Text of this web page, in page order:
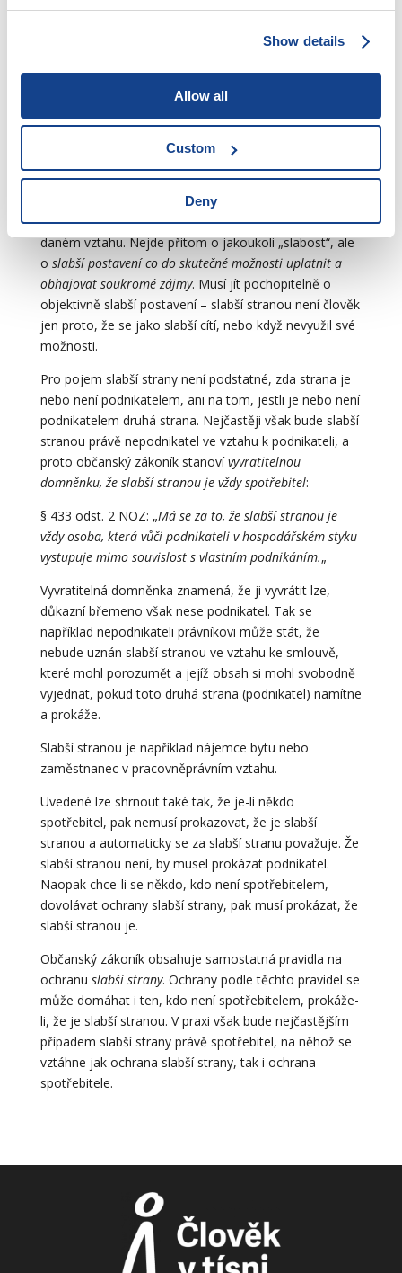
Show details
Allow all
Custom
Deny
je zpravidla hospodářsky a informačně slabší stranou
odborník – profesionál. Vedle pojmu spotřebitele
ovšem nový občanský zákoník přichází s novým
konceptem „slabší strany“, který není vymezen
Slabší strana
Pojem slabší strany občanský zákoník nedefinuje,
neboť má jít o stranu, která jeve skutečnosti slabšív
daném vztahu. Nejde přitom o jakoukoli „slabost“, ale
o slabší postavení co do skutečné možnosti uplatnit a
obhajovat soukromé zájmy. Musí jít pochopitelně o
objektivně slabší postavení – slabší stranou není člověk
jen proto, že se jako slabší cítí, nebo když nevyužil své
možnosti.
Pro pojem slabší strany není podstatné, zda strana je
nebo není podnikatelem, ani na tom, jestli je nebo není
podnikatelem druhá strana. Nejčastěji však bude slabší
stranou právě nepodnikatel ve vztahu k podnikateli, a
proto občanský zákoník stanovívyvratitelnou
domněnku, že slabší stranou je vždy spotřebitel:
§ 433 odst. 2 NOZ: „Má se za to, že slabší stranou je
vždy osoba, která vůči podnikateli v hospodářském styku
vystupuje mimo souvislost s vlastním podnikáním.„
Vyvratitelná domněnka znamená, že ji vyvrátit lze,
důkazní břemeno však nese podnikatel. Tak se
například nepodnikateli právníkovi může stát, že
nebude uznán slabší stranou ve vztahu ke smlouvě,
které mohl porozumět a jejíž obsah si mohl svobodně
vyjednat, pokud toto druhá strana (podnikatel) namítne
a prokáže.
Slabší stranou je například nájemce bytu nebo
zaměstnanec v pracovněprávním vztahu.
Uvedené lze shrnout také tak, že je-li někdo
spotřebitel, pak nemusí prokazovat, že je slabší
stranou a automaticky se za slabší stranu považuje. Že
slabší stranou není, by musel prokázat podnikatel.
Naopak chce-li se někdo, kdo není spotřebitelem,
dovolávat ochrany slabší strany, pak musí prokázat, že
slabší stranou je.
Občanský zákoník obsahuje samostatná pravidla na
ochranu slabší strany. Ochrany podle těchto pravidel se
může domáhat i ten, kdo není spotřebitelem, prokáže-
li, že je slabší stranou. V praxi však bude nejčastějším
případem slabší strany právě spotřebitel, na něhož se
vztáhne jak ochrana slabší strany, tak i ochrana
spotřebitele.